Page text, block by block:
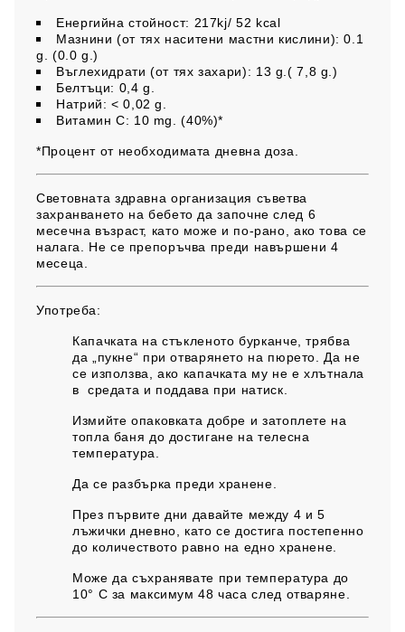
Енергийна стойност: 217kj/ 52 kcal
Мазнини (от тях наситени мастни кислини): 0.1
g. (0.0 g.)
Въглехидрати (от тях захари): 13 g.( 7,8 g.)
Белтъци: 0,4 g.
Натрий: < 0,02 g.
Витамин С: 10 mg. (40%)*
*Процент от необходимата дневна доза.
Световната здравна организация съветва
захранването на бебето да започне след 6
месечна възраст, като може и по-рано, ако това се
налага. Не се препоръчва преди навършени 4
месеца.
Употреба:
Капачката на стъкленото бурканче, трябва
да „пукне“ при отварянето на пюрето. Да не
се използва, ако капачката му не е хлътнала
в средата и поддава при натиск.
Измийте опаковката добре и затоплете на
топла баня до достигане на телесна
температура.
Да се разбърка преди хранене.
През първите дни давайте между 4 и 5
лъжички дневно, като се достига постепенно
до количеството равно на едно хранене.
Може да съхранявате при температура до
10° С за максимум 48 часа след отваряне.